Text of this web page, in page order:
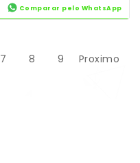
Comparar pelo WhatsApp
7 8 9 Proximo